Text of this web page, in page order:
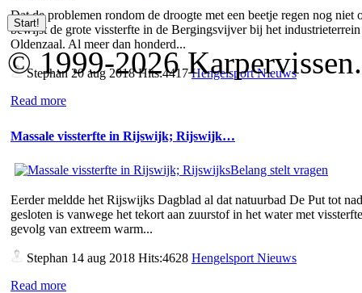
Dat de problemen rondom de droogte met een beetje regen nog niet
bewijst de grote vissterfte in de Bergingsvijver bij het
Oldenzaal. Al meer dan honderd...
Stephan20 aug 2018 Hits:4417Hengelsport Nieuws
Read more
Massale vissterfte in Rijswijk; Rijswijk…
Eerder meldde het Rijswijks Dagblad al dat natuurbad De Put tot
gesloten is vanwege het tekort aan zuurstof in het water met
gevolg van extreem warm...
Stephan 14 aug 2018 Hits:4628 Hengelsport Nieuws
Read more
© 1999-2026